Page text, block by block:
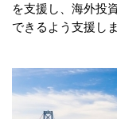
を支援し、海外投
できるよう支援しま